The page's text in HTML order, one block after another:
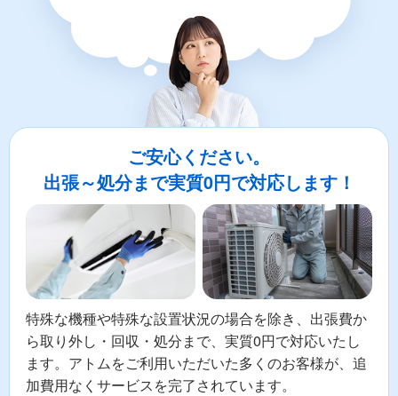
ご安心ください。
出張～処分まで実質0円で対応します！
特殊な機種や特殊な設置状況の場合を除き、出張費か
ら取り外し・回収・処分まで、実質0円で対応いたし
ます。アトムをご利用いただいた多くのお客様が、追
加費用なくサービスを完了されています。